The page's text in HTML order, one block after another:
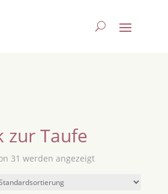
zur Taufe
31 werden angezeigt